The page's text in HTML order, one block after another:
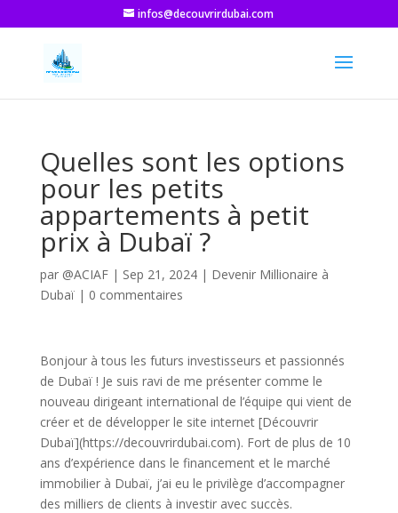
infos@decouvrirdubai.com
Quelles sont les options
pour les petits
appartements à petit
prix à Dubaï ?
par @ACIAF| Sep 21, 2024| Devenir Millionaire à
Dubaï| 0 commentaires
Bonjour à tous les futurs investisseurs et passionnés
de Dubaï ! Je suis ravi de me présenter comme le
nouveau dirigeant international de l’équipe qui vient de
créer et de développer le site internet [Découvrir
Dubaï](https://decouvrirdubai.com). Fort de plus de 10
ans d’expérience dans le financement et le marché
immobilier à Dubaï, j’ai eu le privilège d’accompagner
des milliers de clients à investir avec succès.